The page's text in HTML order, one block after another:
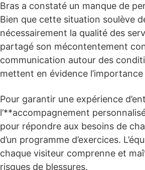
Bras a constaté un manque de
Bien que cette situation soulève
nécessairement la qualité des
partagé son mécontentement
communication autour des
mettent en évidence
Pour garantir une expérience
l’**accompagnement
pour répondre aux besoins de
d’un programme d’exercices.
chaque visiteur comprenne et
risques de blessures.